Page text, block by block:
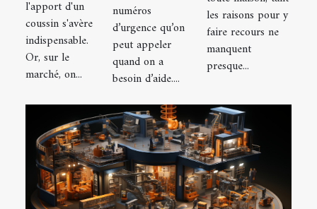
tropical
l'apport d'un
coussin s'avère
indispensable.
Or, sur le
marché, on...
à Lyon
numéros
d’urgence qu’on
peut appeler
quand on a
besoin d’aide....
cuisine
sobre ?
les raisons pour y
faire recours ne
manquent
presque...